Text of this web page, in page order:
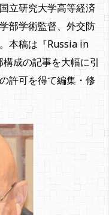
立研究大学高等経済
部学術監督、外交防
本稿は『Russia in
成の記事を大幅に引
許可を得て編集・修